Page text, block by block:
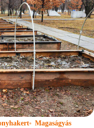
Magaságyás